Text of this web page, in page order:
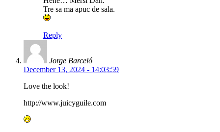
Tre sa ma apuc de sala.
Reply
Jorge Barceló
December 13, 2024 - 14:03:59
Love the look!
http://www.juicyguile.com